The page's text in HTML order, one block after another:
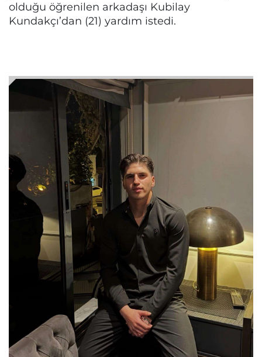
olduğu öğrenilen arkadaşı Kubilay
Kundakçı’dan (21) yardım istedi.